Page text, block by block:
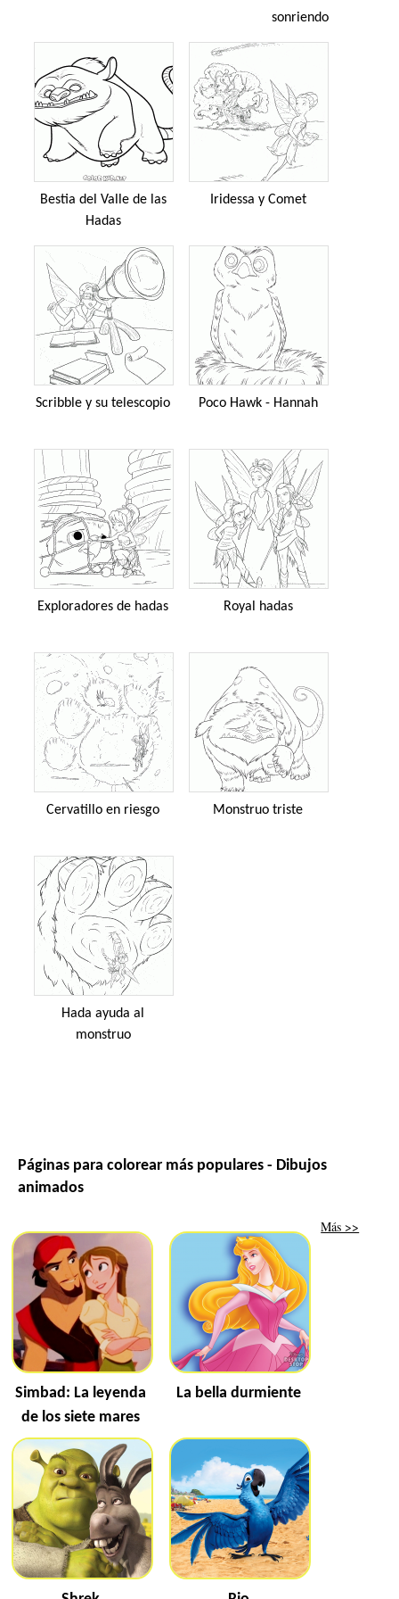
sonriendo
Bestia del Valle de las
Hadas
Iridessa y Comet
Scribble y su telescopio Poco Hawk - Hannah
Exploradores de hadas Royal hadas
Cervatillo en riesgo Monstruo triste
Hada ayuda al
monstruo
Páginas para colorear más populares - Dibujos
animados
Simbad: La leyenda
de los siete mares
La bella durmiente
Más >>